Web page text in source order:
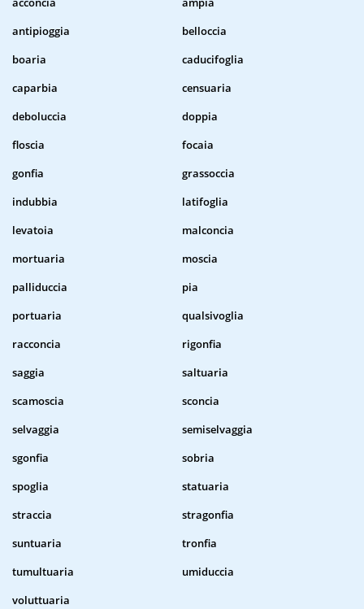
antipioggia
belloccia
boaria
caducifoglia
caparbia
censuaria
deboluccia
doppia
floscia
focaia
gonfia
grassoccia
indubbia
latifoglia
levatoia
malconcia
mortuaria
moscia
palliduccia
pia
portuaria
qualsivoglia
racconcia
rigonfia
saggia
saltuaria
scamoscia
sconcia
selvaggia
semiselvaggia
sgonfia
sobria
spoglia
statuaria
straccia
stragonfia
suntuaria
tronfia
tumultuaria
umiduccia
voluttuaria